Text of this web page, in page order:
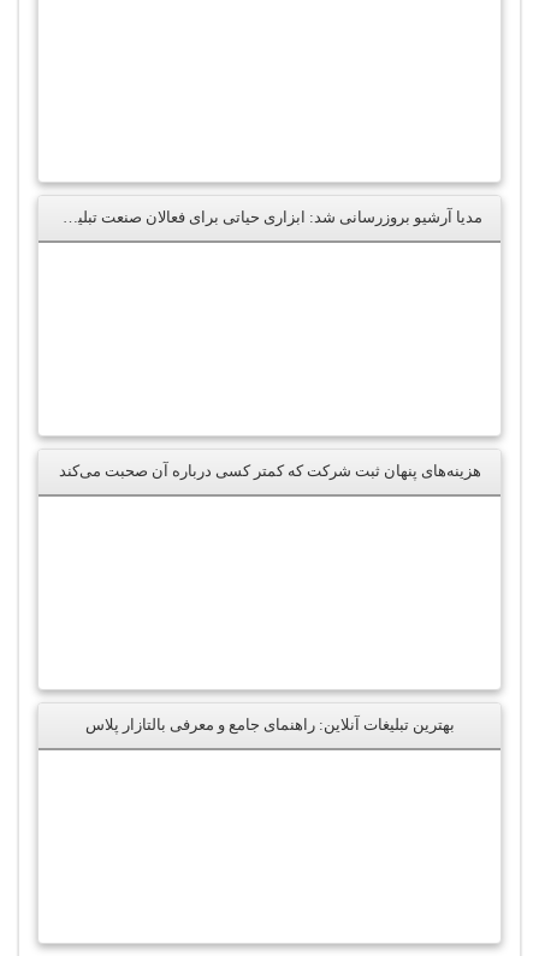
هزینه‌های پنهان ثبت شرکت که کمتر کسی درباره آن صحبت می‌کند
بهترین تبلیغات آنلاین: راهنمای جامع و معرفی بالتازار پلاس